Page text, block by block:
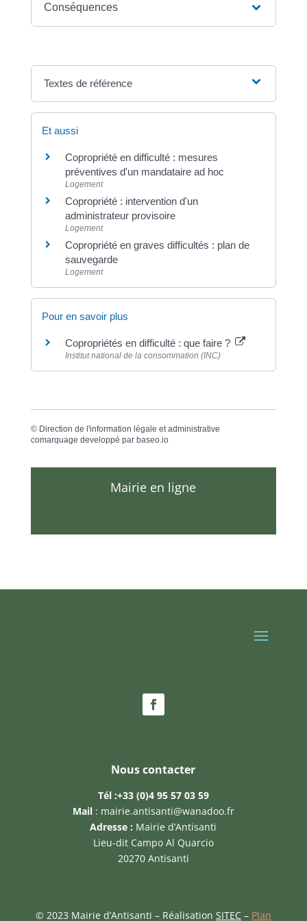
Conséquences
Textes de référence
Et aussi
Copropriété en difficulté : mesures
préventives d'un mandataire ad hoc
Logement
Copropriété : intervention d'un
administrateur provisoire
Logement
Copropriété en graves difficultés : plan de
sauvegarde
Logement
Pour en savoir plus
Copropriétés en difficulté : que faire ?
Institut national de la consommation (INC)
© Direction de l'information légale et administrative
comarquage developpé par baseo.io
Mairie en ligne
Nous contacter
Tél :+33 (0)4 95 57 03 59
Mail: mairie.antisanti@wanadoo.fr
Adresse : Mairie d’Antisanti
Lieu-dit Campo Al Quarcio
20270 Antisanti
© 2023 Mairie d’Antisanti – Réalisation SITEC – Plan